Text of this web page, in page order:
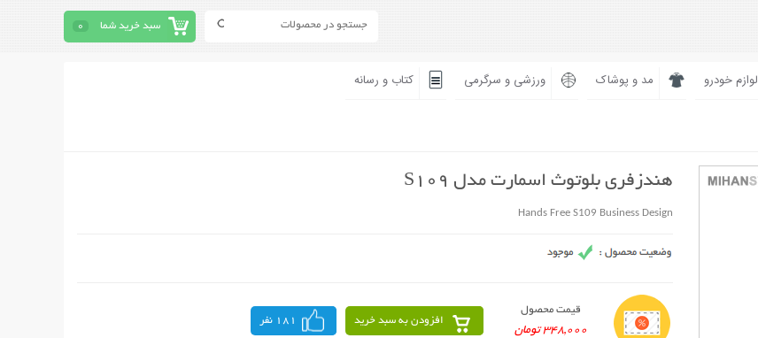
سبد خرید شما 0
لوازم خودرو مد و پوشاک ورزشی و سرگرمی کتاب و رسانه
هندزفری بلوتوث اسمارت مدل S109
Hands Free S109 Business Design
قیمت محصول
348,000 تومان
افزودن به سبد خرید 181 نفر